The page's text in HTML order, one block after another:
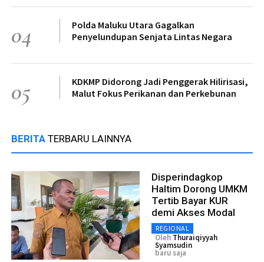
04
Polda Maluku Utara Gagalkan
Penyelundupan Senjata Lintas Negara
05
KDKMP Didorong Jadi Penggerak Hilirisasi,
Malut Fokus Perikanan dan Perkebunan
BERITA TERBARU LAINNYA
Disperindagkop
Haltim Dorong UMKM
Tertib Bayar KUR
demi Akses Modal
REGIONAL
Oleh Thuraiqiyyah
Syamsudin
baru saja